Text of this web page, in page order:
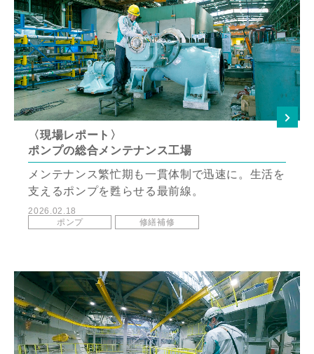
〈現場レポート〉
ポンプの総合メンテナンス工場
メンテナンス繁忙期も一貫体制で迅速に。生活を
支えるポンプを甦らせる最前線。
2026.02.18
ポンプ
修繕補修